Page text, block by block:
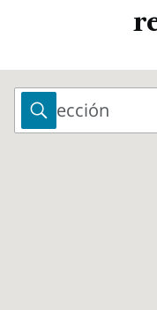
terminar tu ayuno.
para dar gracias a
Dirección